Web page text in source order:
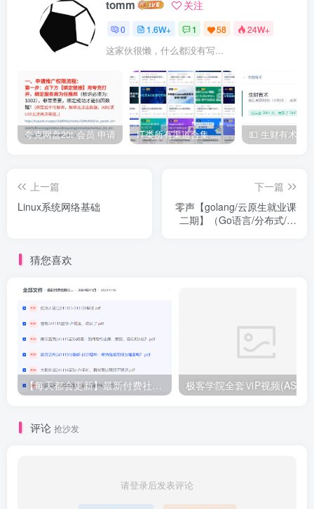
tomm 关注
0 1.6W+ 1 58 24W+
这家伙很懒，什么都没有写...
夸克网盘20t 会员 申请 IT类所有渠道合集 持续日更，目前近四千多条资源 年费用户微信私信获取权限
上一篇
Linux系统网络基础
下一篇
零声【golang/云原生就业课
二期】（Go语言/分布式/微
猜您喜欢
【每天都会更新】最新付费社群公众号文章 极客学院全套ⅥP视频(AS版)
评论 抢沙发
请登录后发表评论